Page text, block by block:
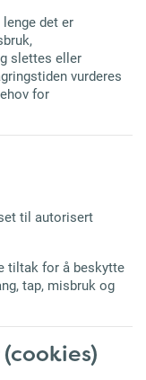
det er
slettes eller
vurderes
for
til autorisert
tiltak for å beskytte
tap, misbruk og